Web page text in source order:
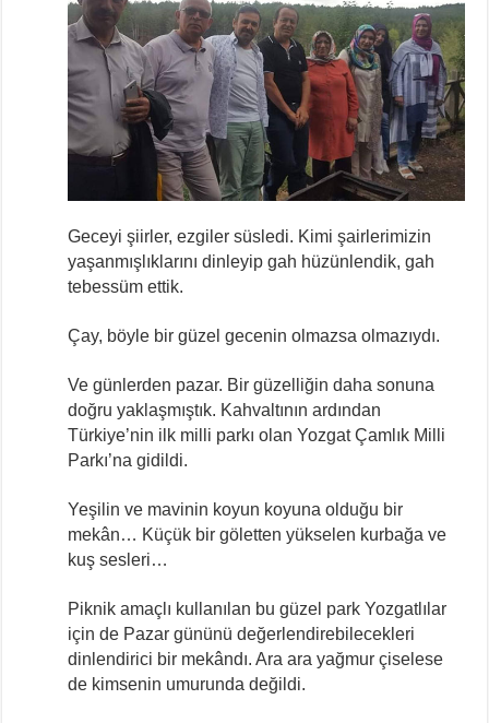
Geceyi şiirler, ezgiler süsledi. Kimi şairlerimizin
yaşanmışlıklarını dinleyip gah hüzünlendik, gah
tebessüm ettik.
Çay, böyle bir güzel gecenin olmazsa olmazıydı.
Ve günlerden pazar. Bir güzelliğin daha sonuna
doğru yaklaşmıştık. Kahvaltının ardından
Türkiye’nin ilk milli parkı olan Yozgat Çamlık Milli
Parkı’na gidildi.
Yeşilin ve mavinin koyun koyuna olduğu bir
mekân… Küçük bir göletten yükselen kurbağa ve
kuş sesleri…
Piknik amaçlı kullanılan bu güzel park Yozgatlılar
için de Pazar gününü değerlendirebilecekleri
dinlendirici bir mekândı. Ara ara yağmur çiselese
de kimsenin umurunda değildi.